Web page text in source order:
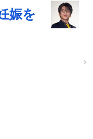
娠を